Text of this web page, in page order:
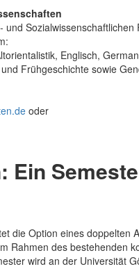
und
Englisch,
Frühgeschichte sowie
oder
Ein
die Option eines
Rahmen des bestehenden
wird an der Universität